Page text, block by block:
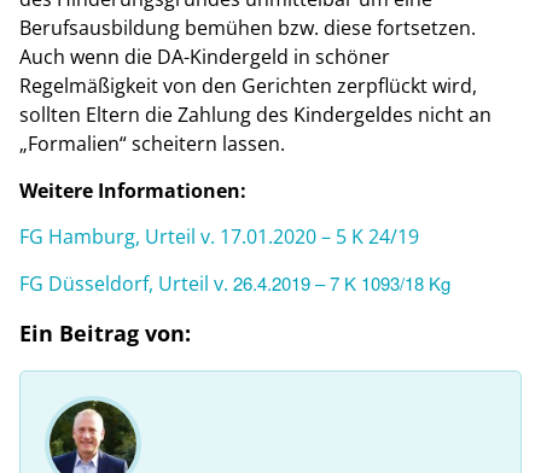
Berufsausbildung bemühen bzw. diese fortsetzen.
Auch wenn die DA-Kindergeld in schöner
Regelmäßigkeit von den Gerichten zerpflückt wird,
sollten Eltern die Zahlung des Kindergeldes nicht an
„Formalien“ scheitern lassen.
Weitere Informationen:
FG Hamburg, Urteil v. 17.01.2020 – 5 K 24/19
FG Düsseldorf, Urteil v. 26.4.2019 – 7 K 1093/18 Kg
Ein Beitrag von: